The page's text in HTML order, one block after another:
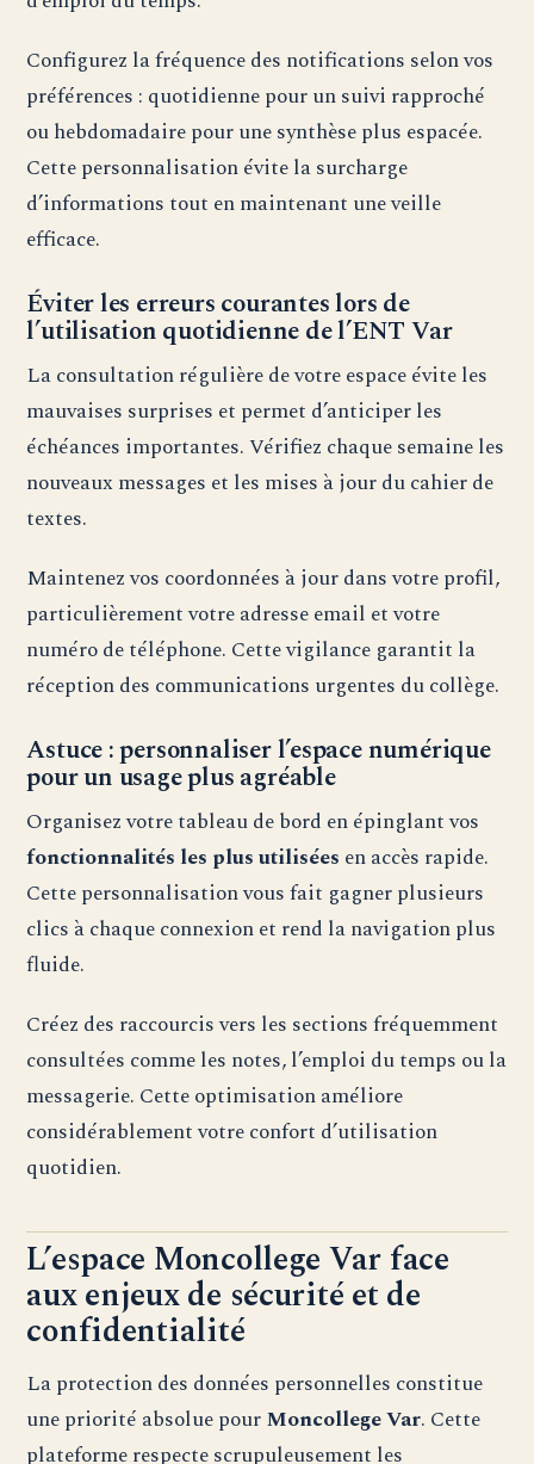
Configurez la fréquence des notifications selon vos
préférences : quotidienne pour un suivi rapproché
ou hebdomadaire pour une synthèse plus espacée.
Cette personnalisation évite la surcharge
d’informations tout en maintenant une veille
efficace.
Éviter les erreurs courantes lors de
l’utilisation quotidienne de l’ENT Var
La consultation régulière de votre espace évite les
mauvaises surprises et permet d’anticiper les
échéances importantes. Vérifiez chaque semaine les
nouveaux messages et les mises à jour du cahier de
textes.
Maintenez vos coordonnées à jour dans votre profil,
particulièrement votre adresse email et votre
numéro de téléphone. Cette vigilance garantit la
réception des communications urgentes du collège.
Astuce : personnaliser l’espace numérique
pour un usage plus agréable
Organisez votre tableau de bord en épinglant vos
fonctionnalités les plus utilisées en accès rapide.
Cette personnalisation vous fait gagner plusieurs
clics à chaque connexion et rend la navigation plus
fluide.
Créez des raccourcis vers les sections fréquemment
consultées comme les notes, l’emploi du temps ou la
messagerie. Cette optimisation améliore
considérablement votre confort d’utilisation
quotidien.
L’espace Moncollege Var face
aux enjeux de sécurité et de
confidentialité
La protection des données personnelles constitue
une priorité absolue pourMoncollege Var. Cette
plateforme respecte scrupuleusement les